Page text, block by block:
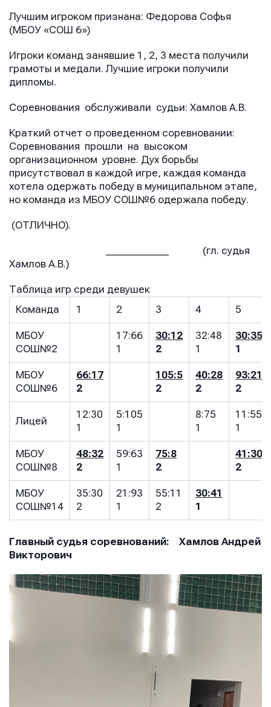
Лучшим игроком признана: Федорова Софья
(МБОУ «СОШ 6»)
Игроки команд занявшие 1, 2, 3 места получили
грамоты и медали. Лучшие игроки получили
дипломы.
Соревнования обслуживали судьи: Хамлов А.В.
Краткий отчет о проведенном соревновании:
Соревнования прошли на высоком
организационном уровне. Дух борьбы
присутствовал в каждой игре, каждая команда
хотела одержать победу в муниципальном этапе,
но команда из МБОУ СОШ№6 одержала победу.
(ОТЛИЧНО).
_____________ (гл. судья
Хамлов А.В.)
Таблица игр среди девушек
Команда
1 2 3 4 5
МБОУ
СОШ№2
17:66
1
30:12
2
32:48
1
30:35
1
МБОУ
СОШ№6
66:17
2
105:5
2
40:28
2
93:21
2
Лицей
12:30
1
5:105
1
8:75
1
11:55
1
МБОУ
СОШ№8
48:32
2
59:63
1
75:8
2
41:30
2
МБОУ
СОШ№14
35:30
2
21:93
1
55:11
2
30:41
1
Главный судья соревнований: Хамлов Андрей
Викторович